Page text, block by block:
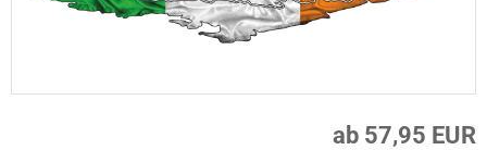
ab 57,95 EUR